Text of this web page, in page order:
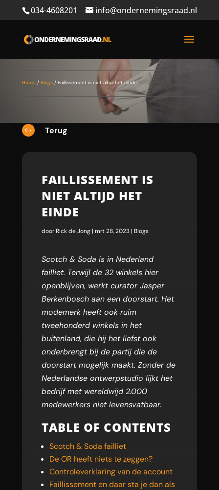
034-4608201 info@ondernemingsraad.nl
Home / Blogs/ Faillissement is niet altijd het einde
J Terug
FAILLISSEMENT IS
NIET ALTIJD HET
EINDE
doorRick de Jong| mrt 28, 2023| Blogs
Scotch & Soda is in Nederland
failliet. Terwijl de 32 winkels hier
openblijven, werkt curator Jasper
Berkenbosch aan een doorstart. Het
modemerk heeft ook ruim
tweehonderd winkels in het
buitenland, die hij het liefst ook
onderbrengt bij de partij die de
doorstart mogelijk maakt. Zonder de
Nederlandse ontwerpstudio lijkt het
bedrijf met wereldwijd 2.000
medewerkers niet levensvatbaar.
TABLE OF CONTENTS
Scotch & Soda failliet
De OR heeft niets te zeggen?
Controleverklaring van de account
Faillissement en daar sta je dan als